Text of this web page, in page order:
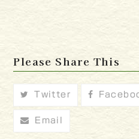
Please Share This
Twitter
Email